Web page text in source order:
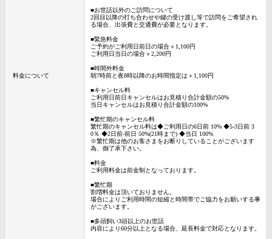
料金について
■お世話以外のご訪問について
2回目以降の打ち合わせや鍵の受け渡し等で訪問をご希望され
る場合、出張費と交通費が必要となります。
■緊急料金
ご予約がご利用日前日の場合＋1,100円
ご利用日当日の場合＋2,200円
■時間外料金
朝7時前と夜8時以降のお時間指定は＋1,100円
■キャンセル料
ご利用日前日キャンセルはお見積り合計金額の50%
当日キャンセルはお見積り合計金額の100%
■繁忙期のキャンセル料
繁忙期のキャンセル料は◆ご利用日の6日前 10% ◆5-3日前 3
0％ ◆2日前-前日 50%(21時まで) ◆当日 100%
※繁忙期は他のお客さまをお断りしていることがございます
為、御了承下さい。
■料金
ご利用料金は前金制となっております。
■繁忙期
割増料金は頂いておりません。
場合によりご利用時間の短縮と時間帯でご協力をお願いする事
がございます。
■多頭飼い3頭以上のお世話
内容により60分以上となる場合、延長料金で対応となります。